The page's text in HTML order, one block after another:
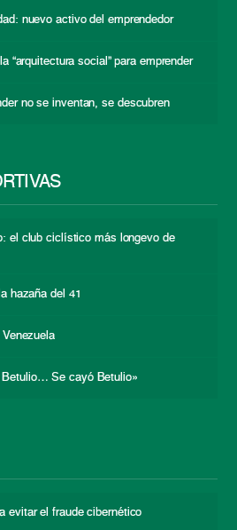
nuevo activo del emprendedor
“arquitectura social” para emprender
no se inventan, se descubren
el club ciclístico más longevo de
hazaña del 41
Se cayó Betulio»
evitar el fraude cibernético